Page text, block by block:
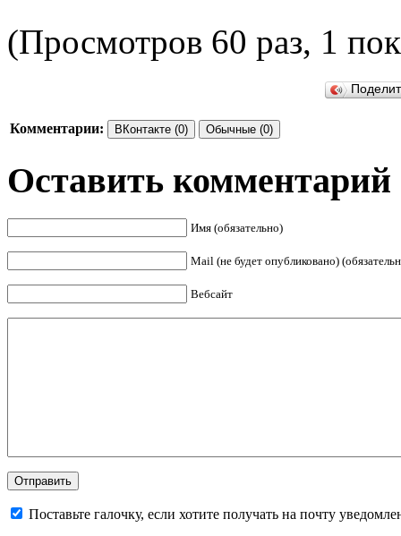
(Просмотров 60 раз, 1
Комментарии: ВКонтакте (0) Обычные (0)
Оставить комментарий
Имя (обязательно)
Mail (не будет опубликовано)
Вебсайт
Поставьте галочку, если хотите получать на почту